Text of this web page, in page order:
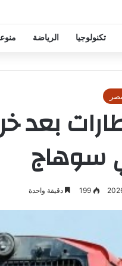
تكنولوجيا الرياضة
بعد
سوهاج
199 دقيقة واحدة